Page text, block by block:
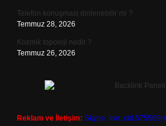
Telefon konuşması dinlenebilir mi ?
Temmuz 28, 2026
Kozmik topoloji nedir ?
Temmuz 26, 2026
Reklam ve İletişim: Skype: